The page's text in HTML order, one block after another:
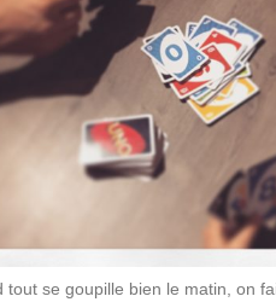
tout se goupille bien le matin, on